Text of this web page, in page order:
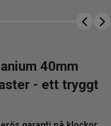
40mm
- ett tryggt